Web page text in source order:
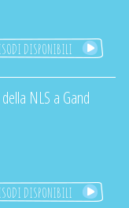
DISPONIBILI
NLS a Gand
DISPONIBILI